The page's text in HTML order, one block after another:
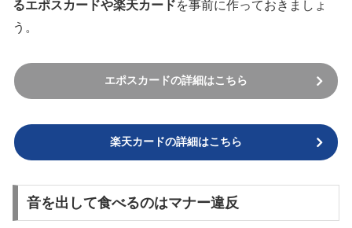
るエポスカードや楽天カードを事前に作っておきましょ
う。
エポスカードの詳細はこちら
楽天カードの詳細はこちら
音を出して食べるのはマナー違反